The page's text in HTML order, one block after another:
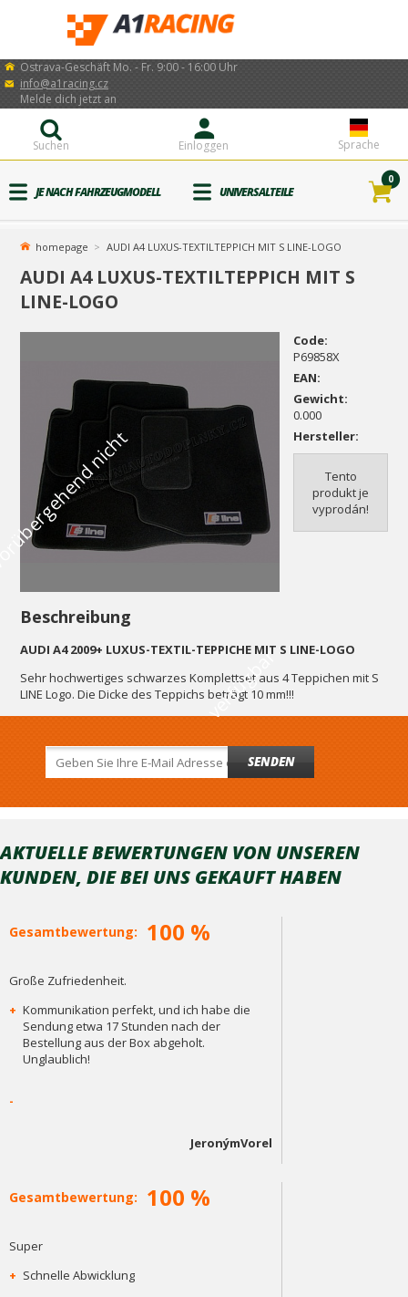
Ostrava-Geschäft Mo. - Fr. 9:00 - 16:00 Uhr
info@a1racing.cz
Sprache
Einloggen
Melde dich jetzt an
Suchen
JE NACH FAHRZEUGMODELL UNIVERSALTEILE
0
homepage AUDI A4 LUXUS-TEXTILTEPPICH MIT S LINE-LOGO
AUDI A4 LUXUS-TEXTILTEPPICH MIT S
LINE-LOGO
r
Code:
P69858X
EAN:
Gewicht:
0.000
Hersteller:
Tento
produkt je
vyprodán!
Beschreibung
AUDI A4 2009+ LUXUS-TEXTIL-TEPPICHE MIT S LINE-LOGO
Sehr hochwertiges schwarzes Komplettset aus 4 Teppichen mit S
LINE Logo. Die Dicke des Teppichs beträgt 10 mm!!!
SENDEN
AKTUELLE BEWERTUNGEN VON UNSEREN
KUNDEN, DIE BEI ​​UNS GEKAUFT HABEN
Gesamtbewertung: 100 %
Große Zufriedenheit.
+ Kommunikation perfekt, und ich habe die
Sendung etwa 17 Stunden nach der
Bestellung aus der Box abgeholt.
Unglaublich!
-
JeronýmVorel
Gesamtbewertung: 100 %
Super
+ Schnelle Abwicklung